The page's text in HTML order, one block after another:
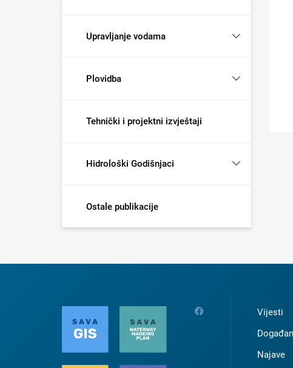
Upravljanje vodama
Plovidba
Tehnički i projektni izvještaji
Hidrološki Godišnjaci
Ostale publikacije
Vijesti
Najave